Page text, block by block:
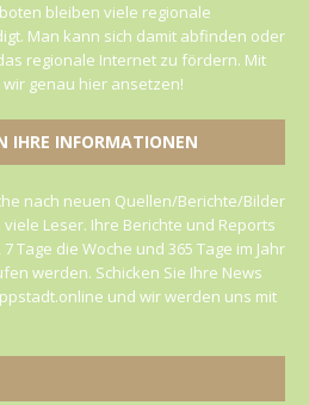
bleiben viele regionale
Man kann sich damit abfinden oder
regionale Internet zu fördern. Mit
genau hier ansetzen!
IHRE INFORMATIONEN
nach neuen Quellen/Berichte/Bilder
Leser. Ihre Berichte und Reports
Tage die Woche und 365 Tage im Jahr
werden. Schicken Sie Ihre News
und wir werden uns mit